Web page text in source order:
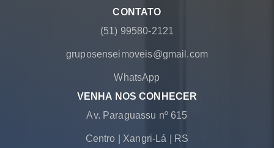
CONTATO
(51) 99580-2121
gruposenseimoveis@gmail.com
WhatsApp
VENHA NOS CONHECER
Av. Paraguassu nº 615
Centro Xangri-Lá RS